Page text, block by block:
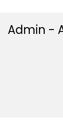
Admin -